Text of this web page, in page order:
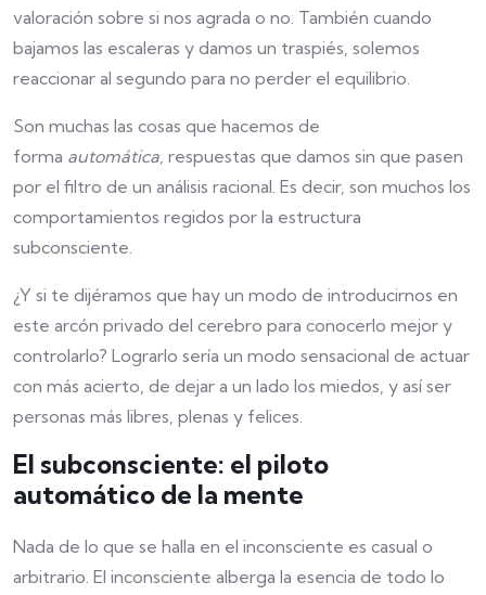
valoración sobre si nos agrada o no. También cuando
bajamos las escaleras y damos un traspiés, solemos
reaccionar al segundo para no perder el equilibrio.
Son muchas las cosas que hacemos de
forma automática, respuestas que damos sin que pasen
por el filtro de un análisis racional. Es decir, son muchos los
comportamientos regidos por la estructura
subconsciente.
¿Y si te dijéramos que hay un modo de introducirnos en
este arcón privado del cerebro para conocerlo mejor y
controlarlo? Lograrlo sería un modo sensacional de actuar
con más acierto, de dejar a un lado los miedos, y así ser
personas más libres, plenas y felices.
El subconsciente: el piloto
automático de la mente
Nada de lo que se halla en el inconsciente es casual o
arbitrario. El inconsciente alberga la esencia de todo lo